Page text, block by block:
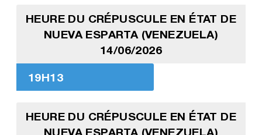
HEURE DU CRÉPUSCULE EN ÉTAT DE
NUEVA ESPARTA (VENEZUELA)
14/06/2026
19H13
HEURE DU CRÉPUSCULE EN ÉTAT DE
NUEVA ESPARTA (VENEZUELA)